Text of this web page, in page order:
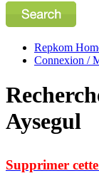
Repkom
Connexion /
Aysegul
Supprimer